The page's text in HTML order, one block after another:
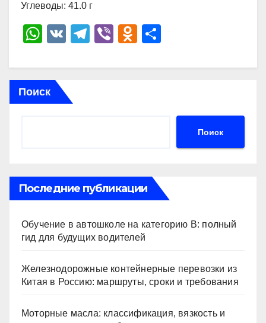
Углеводы: 41.0 г
W
at
s
A
V
T
e
Vi
er
O
n
ki
р
ть
Поиск
Поиск
Последние публикации
Обучение в автошколе на категорию В: полный
гид для будущих водителей
Железнодорожные контейнерные перевозки из
Китая в Россию: маршруты, сроки и требования
Моторные масла: классификация, вязкость и